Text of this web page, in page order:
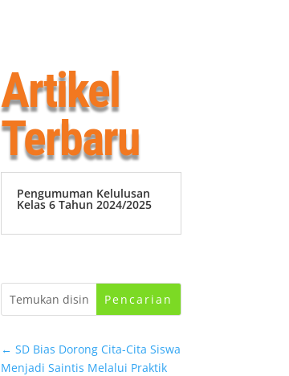
Artikel
Terbaru
Pengumuman Kelulusan
Kelas 6 Tahun 2024/2025
←SD Bias Dorong Cita-Cita Siswa
Menjadi Saintis Melalui Praktik